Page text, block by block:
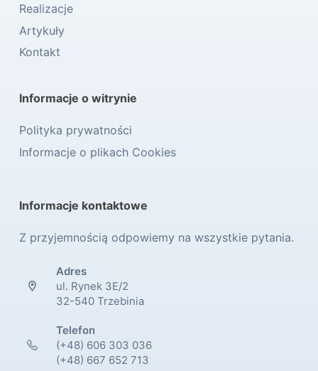
Realizacje
Artykuły
Kontakt
Informacje o witrynie
Polityka prywatności
Informacje o plikach Cookies
Informacje kontaktowe
Z przyjemnością odpowiemy na wszystkie pytania.
Adres
ul. Rynek 3E/2
32-540 Trzebinia
Telefon
(+48) 606 303 036
(+48) 667 652 713